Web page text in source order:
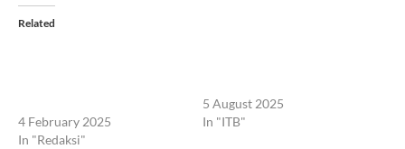
Related
4 February 2025
In "Redaksi"
5 August 2025
In "ITB"